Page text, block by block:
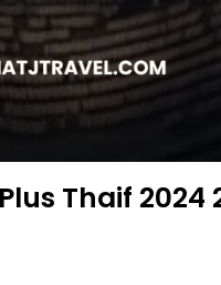
Thaif 2024